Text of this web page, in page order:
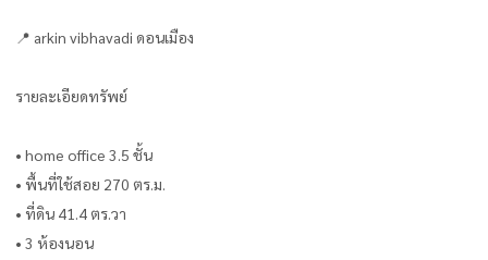
📍 arkin vibhavadi ดอนเมือง
รายละเอียดทรัพย์
• home office 3.5 ชั้น
• พื้นที่ใช้สอย 270 ตร.ม.
• ที่ดิน 41.4 ตร.วา
• 3 ห้องนอน